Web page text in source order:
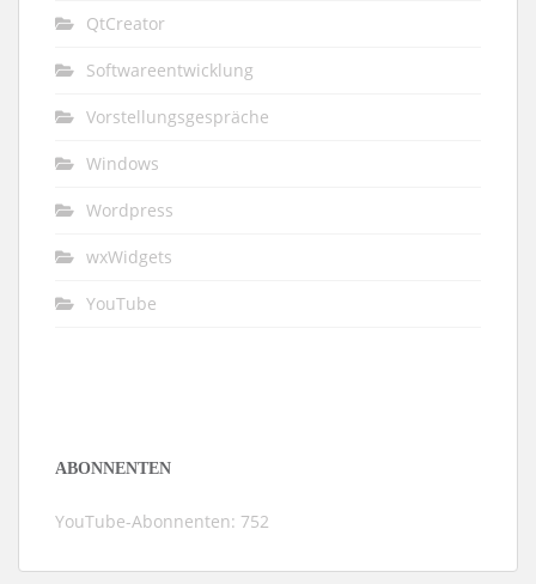
QtCreator
Softwareentwicklung
Vorstellungsgespräche
Windows
Wordpress
wxWidgets
YouTube
ABONNENTEN
YouTube-Abonnenten: 752